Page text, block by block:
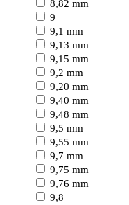
8,82 mm
9
9,1 mm
9,13 mm
9,15 mm
9,2 mm
9,20 mm
9,40 mm
9,48 mm
9,5 mm
9,55 mm
9,7 mm
9,75 mm
9,76 mm
9,8